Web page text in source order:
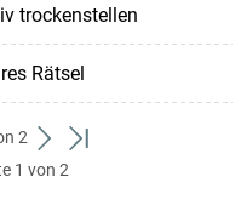
trockenstellen
Rätsel
2
weiter
zum
zum
1 von 2